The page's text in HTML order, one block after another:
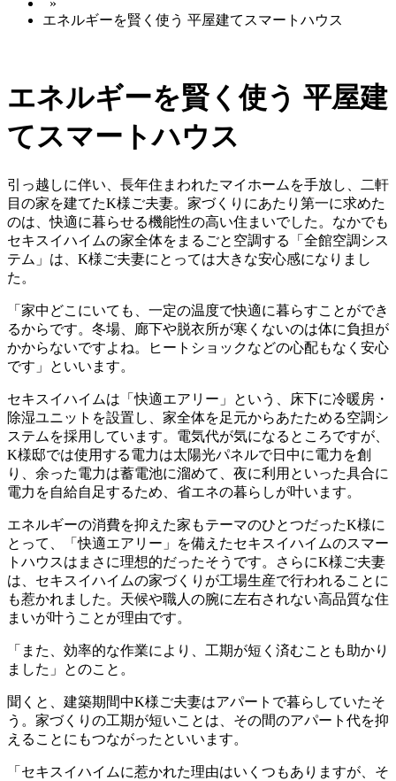
エネルギーを賢く使う 平屋建てスマートハウス
エネルギーを賢く使う 平屋建
てスマートハウス
引っ越しに伴い、長年住まわれたマイホームを手放し、二軒
目の家を建てたK様ご夫妻。家づくりにあたり第一に求めた
のは、快適に暮らせる機能性の高い住まいでした。なかでも
セキスイハイムの家全体をまるごと空調する「全館空調シス
テム」は、K様ご夫妻にとっては大きな安心感になりまし
た。
「家中どこにいても、一定の温度で快適に暮らすことができ
るからです。冬場、廊下や脱衣所が寒くないのは体に負担が
かからないですよね。ヒートショックなどの心配もなく安心
です」といいます。
セキスイハイムは「快適エアリー」という、床下に冷暖房・
除湿ユニットを設置し、家全体を足元からあたためる空調シ
ステムを採用しています。電気代が気になるところですが、
K様邸では使用する電力は太陽光パネルで日中に電力を創
り、余った電力は蓄電池に溜めて、夜に利用といった具合に
電力を自給自足するため、省エネの暮らしが叶います。
エネルギーの消費を抑えた家もテーマのひとつだったK様に
とって、「快適エアリー」を備えたセキスイハイムのスマー
トハウスはまさに理想的だったそうです。さらにK様ご夫妻
は、セキスイハイムの家づくりが工場生産で行われることに
も惹かれました。天候や職人の腕に左右されない高品質な住
まいが叶うことが理由です。
「また、効率的な作業により、工期が短く済むことも助かり
ました」とのこと。
聞くと、建築期間中K様ご夫妻はアパートで暮らしていたそ
う。家づくりの工期が短いことは、その間のアパート代を抑
えることにもつながったといいます。
「セキスイハイムに惹かれた理由はいくつもありますが、そ